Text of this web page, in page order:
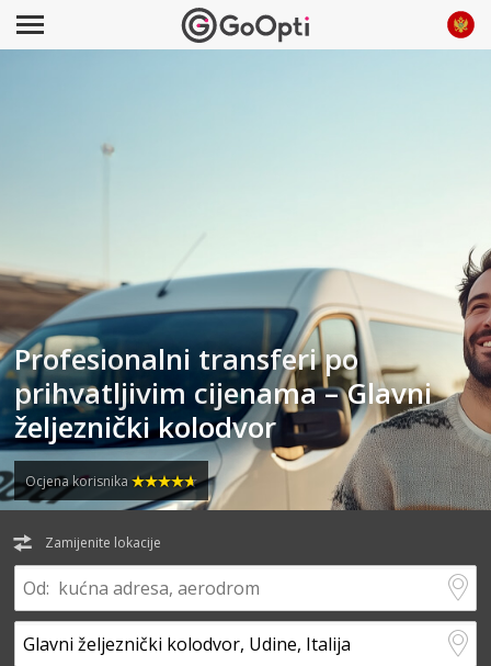
Profesionalni transferi po
prihvatljivim cijenama – Glavni
željeznički kolodvor
Ocjena korisnika
Zamijenite lokacije